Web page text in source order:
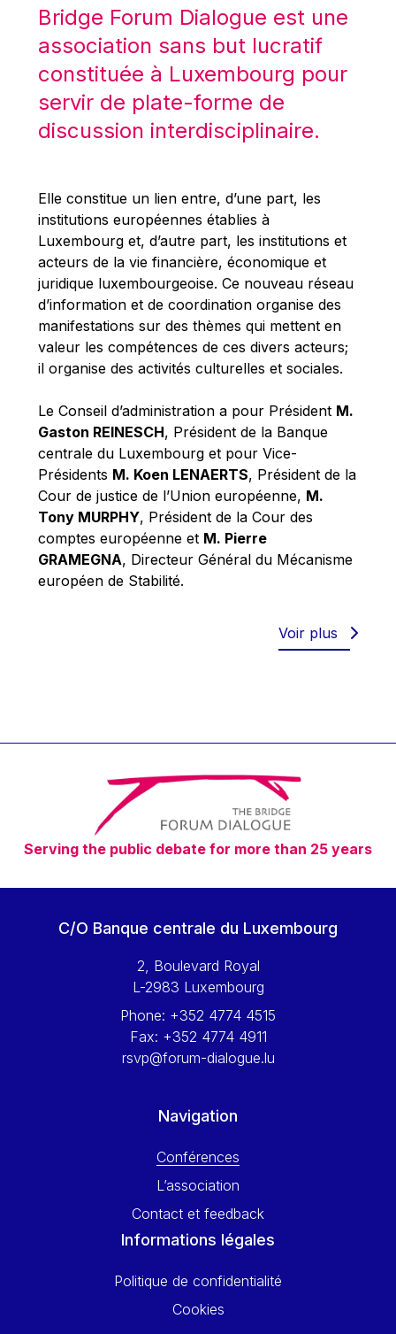
Mario Centeno
Mario Monti
Maroš ŠEFČOVIČ
Martin Bailey
Martine Reicherts
Michael Sohlman
Michel Goedert
Mireille Delmas-Marty
Nobuo Tanaka
Otmar Issing
Paolo Mengozzi
Paschal Donohoe
Pat Cox
Patrizia Nanz
Philippe Maystadt
Pierre Gramegna
Richard Pelly
Robert Goebbels
Robert REYNDERS
Timothy Radcliffe
Vaclav Klaus
Vassilios Skouris
Vítor Manuel da Silva Caldeira
Viviane Reding
Walter Hagg
Wolfgang Ketterle
Yossi Beillin
Yves FRANCHET
Bridge Forum Dialogue est une
association sans but lucratif
constituée à Luxembourg pour
servir de plate-forme de
discussion interdisciplinaire.
Elle constitue un lien entre, d’une part, les
institutions européennes établies à
Luxembourg et, d’autre part, les institutions et
acteurs de la vie financière, économique et
juridique luxembourgeoise. Ce nouveau réseau
d’information et de coordination organise des
manifestations sur des thèmes qui mettent en
valeur les compétences de ces divers acteurs;
il organise des activités culturelles et sociales.
Le Conseil d’administration a pour Président M.
Gaston REINESCH, Président de la Banque
centrale du Luxembourg et pour Vice-
Présidents M. Koen LENAERTS, Président de la
Cour de justice de l’Union européenne, M.
Tony MURPHY, Président de la Cour des
comptes européenne et M. Pierre
GRAMEGNA, Directeur Général du Mécanisme
européen de Stabilité.
Voir plus
Serving the public debate for more than 25 years
C/O Banque centrale du Luxembourg
2, Boulevard Royal
L-2983 Luxembourg
Phone: +352 4774 4515
Fax: +352 4774 4911
rsvp@forum-dialogue.lu
Navigation
Conférences
L’association
Contact et feedback
Informations légales
Politique de confidentialité
Cookies